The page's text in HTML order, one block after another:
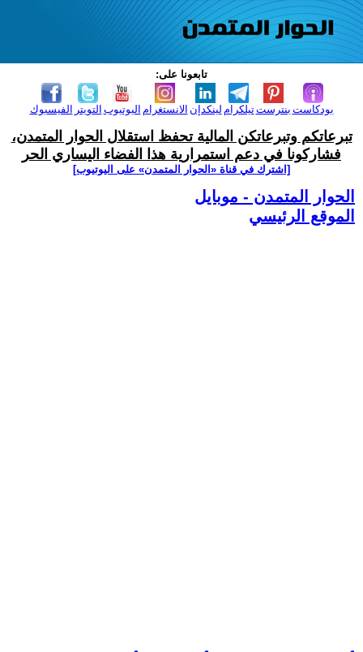
تابعونا على:
الفيسبوك التويتر اليوتيوب الانستغرام لينكدإن تيلكرامبنترست بودكاست
تبرعاتكم وتبرعاتكن المالية تحفظ استقلال الحوار المتمدن،
فشاركونا في دعم استمرارية هذا الفضاء اليساري الحر
[اشترك في قناة ‫«الحوار المتمدن» على اليوتيوب]
الحوار المتمدن - موبايل
الموقع الرئيسي